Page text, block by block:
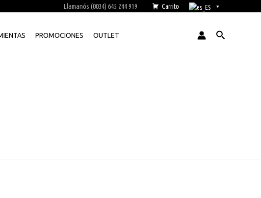
Llamanós (0034) 645 244 919 Carrito
PROMOCIONES OUTLET Buscar